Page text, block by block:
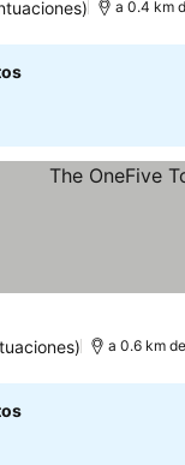
a 0.4 km
a 0.6 km